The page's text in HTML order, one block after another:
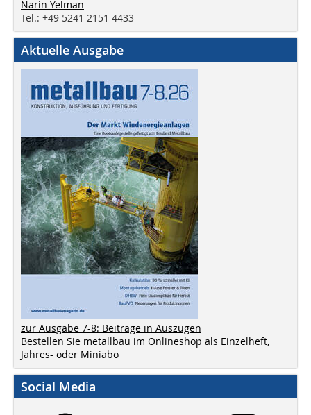
Narin Yelman
Tel.: +49 5241 2151 4433
Aktuelle Ausgabe
zur Ausgabe 7-8: Beiträge in Auszügen
Bestellen Sie metallbau im Onlineshop als Einzelheft,
Jahres- oder Miniabo
Social Media